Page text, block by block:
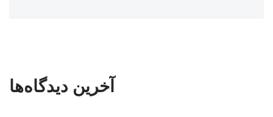
آخرین دیدگاه‌ها